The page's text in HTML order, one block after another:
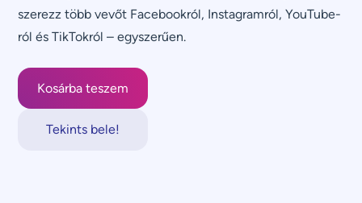
szerezz több vevőt Facebookról, Instagramról, YouTube-
ról és TikTokról – egyszerűen.
Tekints bele!